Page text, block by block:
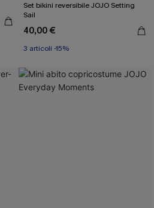
Set bikini reversibile JOJO Setting
Sail
40,00 €
3 articoli -15%
Miami Swim Week 2026